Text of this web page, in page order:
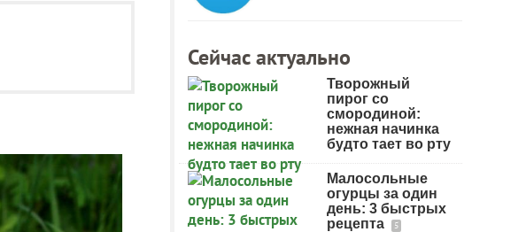
Сейчас актуально
Творожный
пирог со
смородиной:
нежная начинка
будто тает во рту
Малосольные
огурцы за один
день: 3 быстрых
рецепта
5